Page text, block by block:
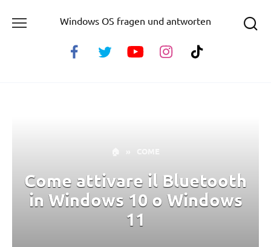
Windows OS fragen und antworten
Come attivare il Bluetooth
in Windows 10 o Windows
11